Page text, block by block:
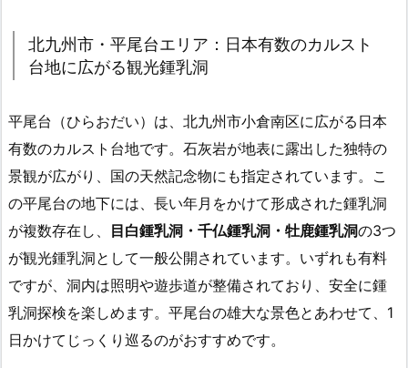
北九州市・平尾台エリア：日本有数のカルスト
台地に広がる観光鍾乳洞
平尾台（ひらおだい）は、北九州市小倉南区に広がる日本
有数のカルスト台地です。石灰岩が地表に露出した独特の
景観が広がり、国の天然記念物にも指定されています。こ
の平尾台の地下には、長い年月をかけて形成された鍾乳洞
が複数存在し、 目白鍾乳洞・千仏鍾乳洞・牡鹿鍾乳洞の3つ
が観光鍾乳洞として一般公開されています。いずれも有料
ですが、洞内は照明や遊歩道が整備されており、安全に鍾
乳洞探検を楽しめます。平尾台の雄大な景色とあわせて、1
日かけてじっくり巡るのがおすすめです。